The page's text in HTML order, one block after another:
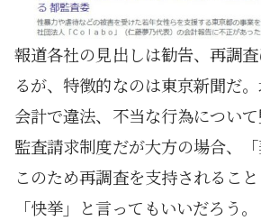
報道各社の見出しは勧告、再調
るが、特徴的なのは東京新聞だ
会計で違法、不当な行為につい
監査請求制度だが大方の場合、「
このため再調査を支持されるこ
「快挙」と言ってもいいだろう。